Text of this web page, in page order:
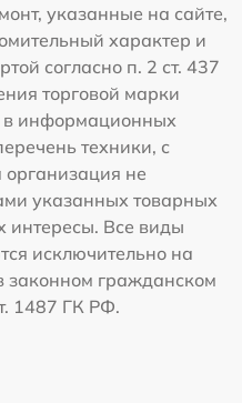
указанные на сайте,
характер и
согласно п. 2 ст. 437
торговой марки
в информационных
техники, с
не
указанных товарных
интересы. Все виды
исключительно на
законном гражданском
1487 ГК РФ.